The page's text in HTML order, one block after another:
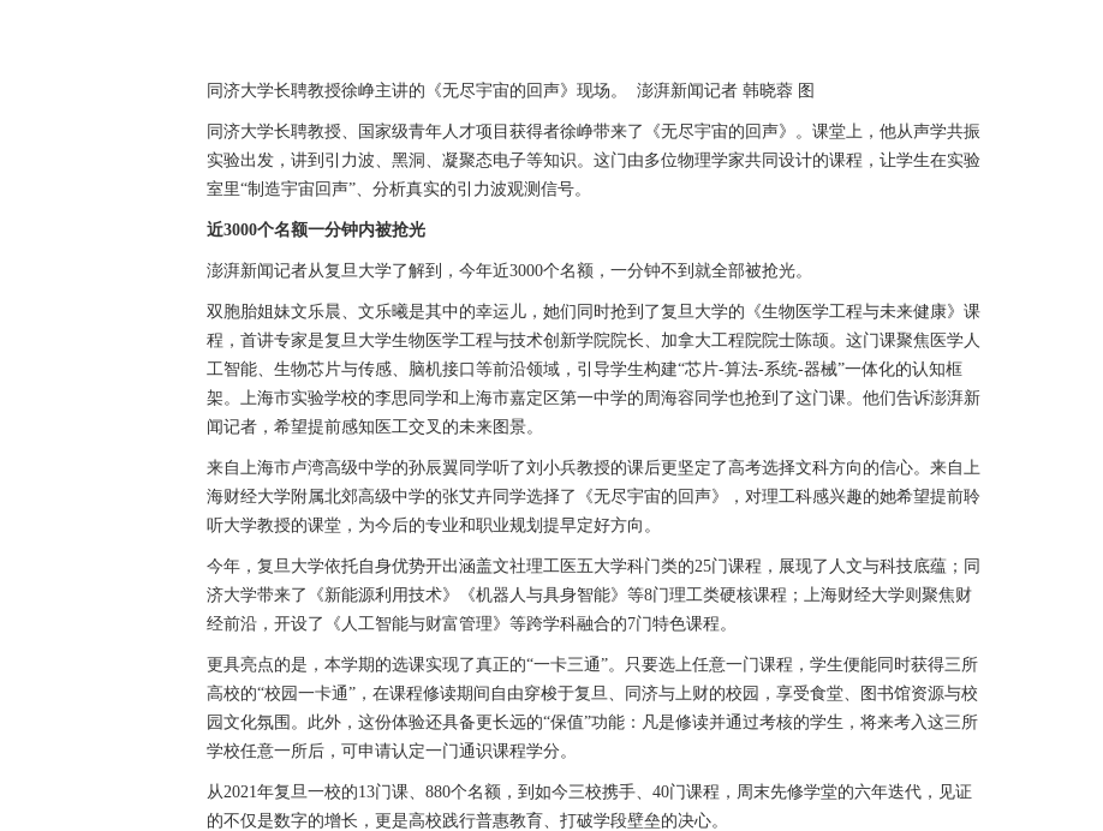
同济大学长聘教授徐峥主讲的《无尽宇宙的回声》现场。 澎湃新闻记者 韩晓蓉 图
同济大学长聘教授、国家级青年人才项目获得者徐峥带来了《无尽宇宙的回声》。课堂上，他从声学共振
实验出发，讲到引力波、黑洞、凝聚态电子等知识。这门由多位物理学家共同设计的课程，让学生在实验
室里“制造宇宙回声”、分析真实的引力波观测信号。
近3000个名额一分钟内被抢光
澎湃新闻记者从复旦大学了解到，今年近3000个名额，一分钟不到就全部被抢光。
双胞胎姐妹文乐晨、文乐曦是其中的幸运儿，她们同时抢到了复旦大学的《生物医学工程与未来健康》课
程，首讲专家是复旦大学生物医学工程与技术创新学院院长、加拿大工程院院士陈颉。这门课聚焦医学人
工智能、生物芯片与传感、脑机接口等前沿领域，引导学生构建“芯片-算法-系统-器械”一体化的认知框
架。上海市实验学校的李思同学和上海市嘉定区第一中学的周海容同学也抢到了这门课。他们告诉澎湃新
闻记者，希望提前感知医工交叉的未来图景。
来自上海市卢湾高级中学的孙辰翼同学听了刘小兵教授的课后更坚定了高考选择文科方向的信心。来自上
海财经大学附属北郊高级中学的张艾卉同学选择了《无尽宇宙的回声》，对理工科感兴趣的她希望提前聆
听大学教授的课堂，为今后的专业和职业规划提早定好方向。
今年，复旦大学依托自身优势开出涵盖文社理工医五大学科门类的25门课程，展现了人文与科技底蕴；同
济大学带来了《新能源利用技术》《机器人与具身智能》等8门理工类硬核课程；上海财经大学则聚焦财
经前沿，开设了《人工智能与财富管理》等跨学科融合的7门特色课程。
更具亮点的是，本学期的选课实现了真正的“一卡三通”。只要选上任意一门课程，学生便能同时获得三所
高校的“校园一卡通”，在课程修读期间自由穿梭于复旦、同济与上财的校园，享受食堂、图书馆资源与校
园文化氛围。此外，这份体验还具备更长远的“保值”功能：凡是修读并通过考核的学生，将来考入这三所
学校任意一所后，可申请认定一门通识课程学分。
从2021年复旦一校的13门课、880个名额，到如今三校携手、40门课程，周末先修学堂的六年迭代，见证
的不仅是数字的增长，更是高校践行普惠教育、打破学段壁垒的决心。